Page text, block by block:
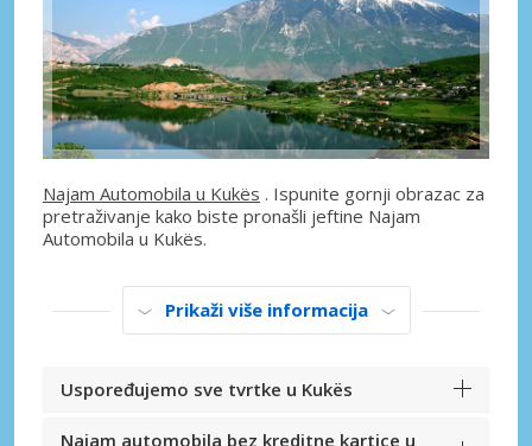
Najam Automobila u Kukës . Ispunite gornji obrazac za
pretraživanje kako biste pronašli jeftine Najam
Automobila u Kukës.
Prikaži više informacija
Uspoređujemo sve tvrtke u Kukës
Najam automobila bez kreditne kartice u